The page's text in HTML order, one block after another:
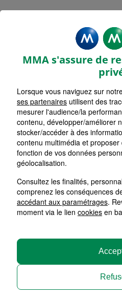
Rechercher une agence
Commencez à taper pour
Aucune suggestion
LISTE AGENCES
HORAIRES D'AUJOURD'HUI
Fermée
2 MOUTIERS HOTEL DE VILLE
HORAIRES D'AUJOURD'HUI
Fermée
3 VALGELON LA ROCHETTE
SAINT JEAN DE
HORAIRES D'AUJOURD'HUI
MMA s'assure de
Lorsque vous naviguez sur
ses partenaires utilisent des
mesurer l'audience/la
contenu, développer/améliorer
stocker/accéder à des
contenu multimédia et
fonction de vos données
géolocalisation.
Consultez les finalités,
comprenez les conséquences
accédant aux paramétrages.
moment via le lien cookies en